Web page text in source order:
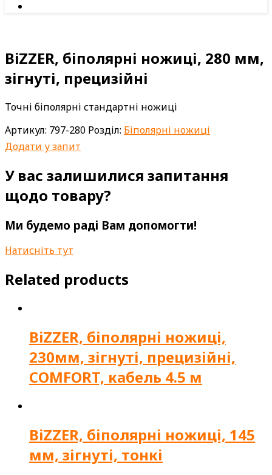
BiZZER, біполярні ножиці, 280 мм,
зігнуті, прецизійні
Точні біполярні стандартні ножиці
Артикул: 797-280 Розділ: Біполярні ножиці
Додати у запит
У вас залишилися запитання
щодо товару?
Ми будемо раді Вам допомогти!
Натисніть тут
Related products
BiZZER, біполярні ножиці,
230мм, зігнуті, прецизійні,
COMFORT, кабель 4.5 м
BiZZER, біполярні ножиці, 145
мм, зігнуті, тонкі